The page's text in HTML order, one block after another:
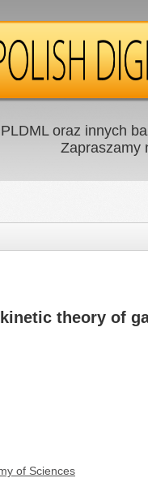
oraz innych
Zapraszamy
theory of
of Sciences